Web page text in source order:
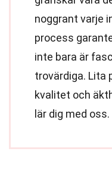
noggrant varje
process
inte bara är
trovärdiga. Lita
kvalitet och
lär dig med oss.